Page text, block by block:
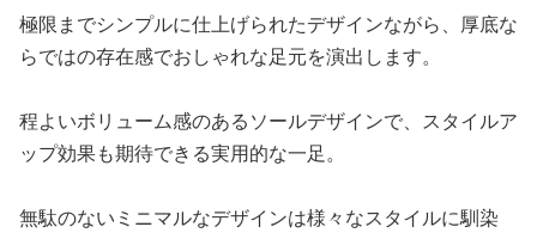
極限までシンプルに仕上げられたデザインながら、厚底な
らではの存在感でおしゃれな足元を演出します。
程よいボリューム感のあるソールデザインで、スタイルア
ップ効果も期待できる実用的な一足。
無駄のないミニマルなデザインは様々なスタイルに馴染